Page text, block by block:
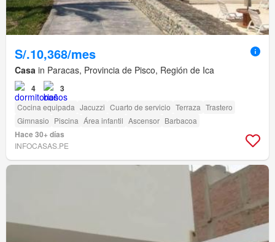
S/.10,368/mes
Casa in Paracas, Provincia de Pisco, Región de Ica
4 3
Cocina equipada Jacuzzi Cuarto de servicio Terraza Trastero
Gimnasio Piscina Área infantil Ascensor Barbacoa
Hace 30+ días
INFOCASAS.PE